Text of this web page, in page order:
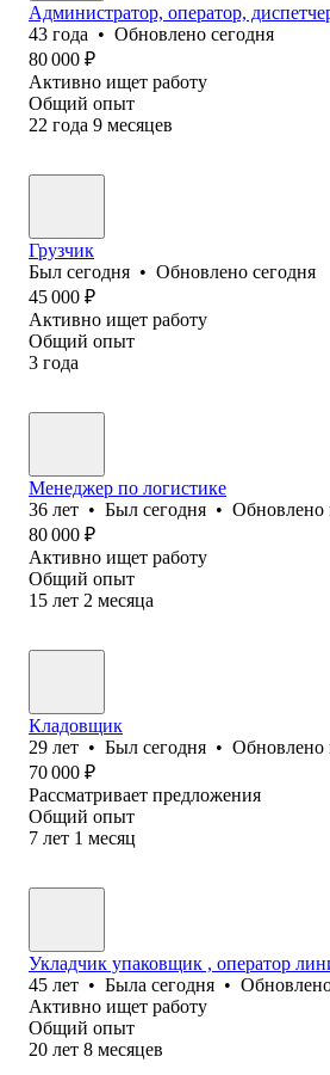
Администратор, оператор,
43 года • Обновлено сегодня
80 000 ₽
Активно ищет работу
Общий опыт
22 года 9 месяцев
Грузчик
Был сегодня • Обновлено сегодня
45 000 ₽
Активно ищет работу
Общий опыт
3 года
Менеджер по логистике
36 лет • Был сегодня • Обновлено
80 000 ₽
Активно ищет работу
Общий опыт
15 лет 2 месяца
Кладовщик
29 лет • Был сегодня • Обновлено
70 000 ₽
Рассматривает предложения
Общий опыт
7 лет 1 месяц
Укладчик упаковщик , оператор
45 лет • Была сегодня •
Активно ищет работу
Общий опыт
20 лет 8 месяцев